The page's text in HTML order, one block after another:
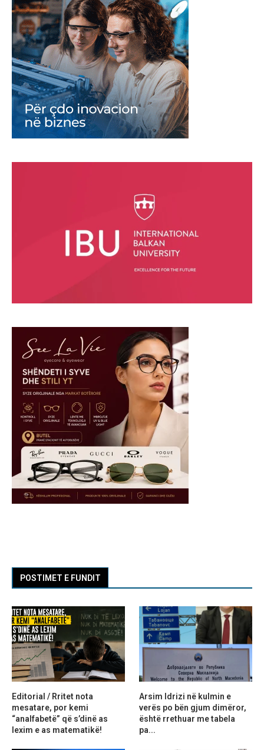
POSTIMET E FUNDIT
Editorial / Rritet nota
mesatare, por kemi
“analfabetë” që s’dinë as
lexim e as matematikë!
Arsim Idrizi në kulmin e
verës po bën gjum dimëror,
është rrethuar me tabela
pa...